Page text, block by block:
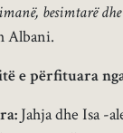
besimtarë
Albani.
e përfituara
Jahja dhe Isa -